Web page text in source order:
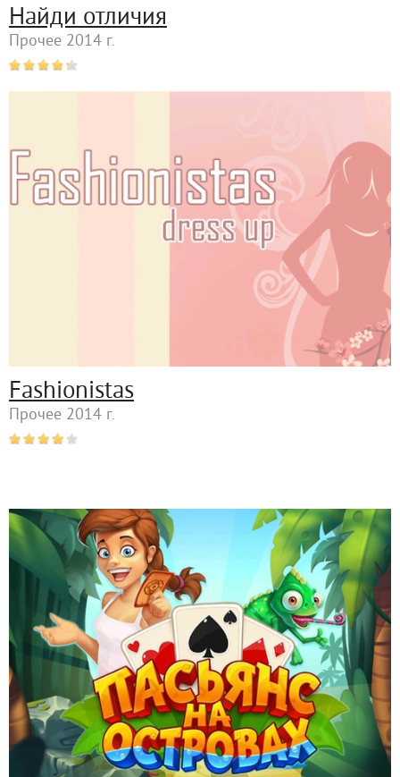
Найди отличия
Прочее 2014 г.
Fashionistas
Прочее 2014 г.